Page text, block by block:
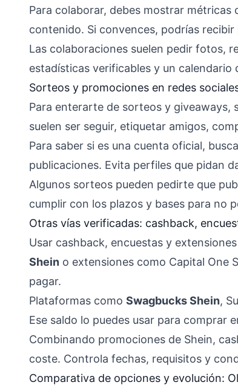
Para colaborar, debes mostrar
contenido. Si convences, podrías
Las colaboraciones suelen pedir fotos,
estadísticas verificables y un
Sorteos y promociones en redes
Para enterarte de sorteos y giveaways,
suelen ser seguir, etiquetar amigos,
Para saber si es una cuenta oficial,
publicaciones. Evita perfiles que pidan
Algunos sorteos pueden pedirte que
cumplir con los plazos y bases para no
Otras vías verificadas: cashback,
Usar cashback, encuestas y
Shein o extensiones como Capital One
pagar.
Plataformas como Swagbucks Shein,
Ese saldo lo puedes usar para comprar
Combinando promociones de Shein,
coste. Controla fechas, requisitos y
Comparativa de opciones y evolución: